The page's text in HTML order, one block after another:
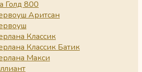
Голд 800
Аритсан
Классик
Классик Батик
Макси